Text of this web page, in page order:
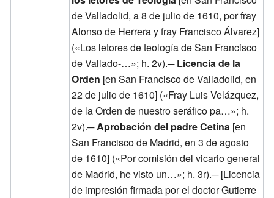
de Valladolid, a 8 de julio de 1610, por fray
Alonso de Herrera y fray Francisco Álvarez]
(«Los letores de teología de San Francisco
de Vallado-…»; h. 2v).─Licencia de la
Orden [en San Francisco de Valladolid, en
22 de julio de 1610] («Fray Luis Velázquez,
de la Orden de nuestro seráfico pa…»; h.
2v).─Aprobación del padre Cetina [en
San Francisco de Madrid, en 3 de agosto
de 1610] («Por comisión del vicario general
de Madrid, he visto un…»; h. 3r).─ [Licencia
de impresión firmada por el doctor Gutierre